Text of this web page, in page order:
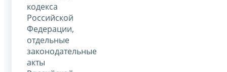
кодекса
Российской
Федерации,
отдельные
законодательные
акты